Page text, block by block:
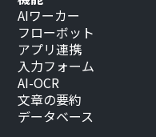
AIワーカー
フローボット
アプリ連携
入力フォーム
AI-OCR
文章の要約
データベース